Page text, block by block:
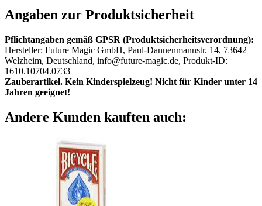
Angaben zur Produktsicherheit
Pflichtangaben gemäß GPSR (Produktsicherheitsverordnung):
Hersteller: Future Magic GmbH, Paul-Dannenmannstr. 14, 73642
Welzheim, Deutschland, info@future-magic.de, Produkt-ID:
1610.10704.0733
Zauberartikel. Kein Kinderspielzeug! Nicht für Kinder unter 14
Jahren geeignet!
Andere Kunden kauften auch: